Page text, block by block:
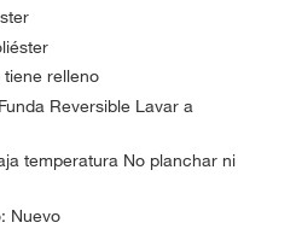
relleno
Reversible Lavar a
temperatura No planchar ni
Nuevo